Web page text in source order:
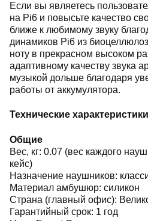
Если вы являетесь
на Pi6 и повысьте качество
ближе к любимому звуку
динамиков Pi6 из
ноту в прекрасном высоком
адаптивному качеству звука
музыкой дольше благодаря
работы от аккумулятора.
Технические характеристики
Общие
Вес, кг: 0.07 (вес каждого
кейс)
Назначение наушников:
Материал амбушюр: силикон
Страна (главный офис):
Гарантийный срок: 1 год